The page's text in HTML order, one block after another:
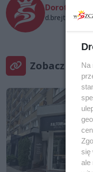
Dorothy_X
Zobacz teżNa
się
ale